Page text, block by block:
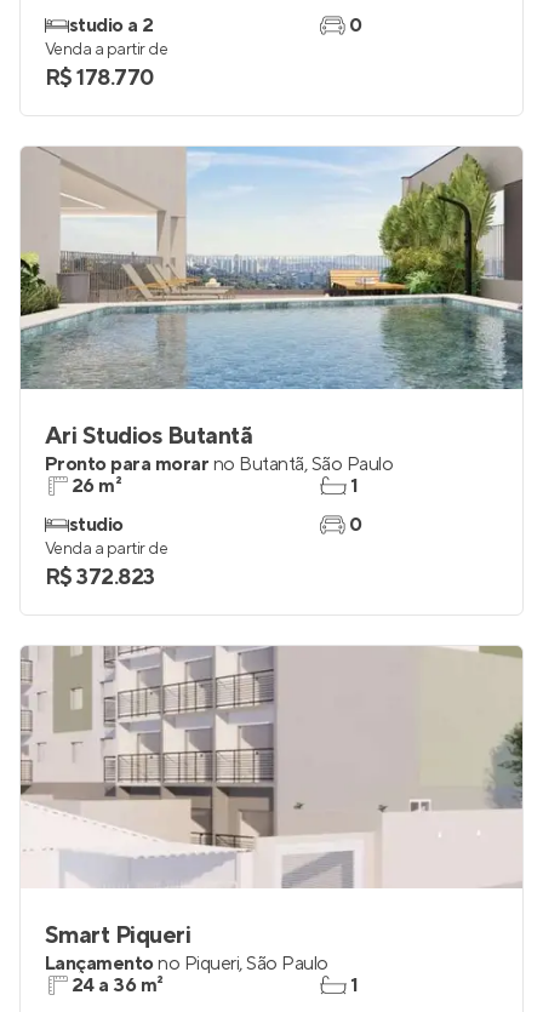
studio a 2
0
Venda a partir de
R$ 178.770
Ari Studios Butantã
Pronto para morar no Butantã,São Paulo
26 m²
studio
1
0
Venda a partir de
R$ 372.823
Smart Piqueri
Lançamentono Piqueri,São Paulo
24 a 36 m²
1